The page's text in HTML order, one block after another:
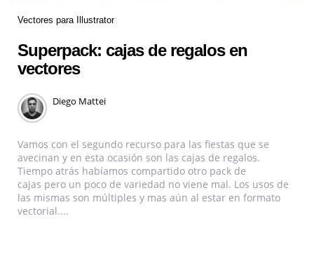
Vectores para Illustrator
Superpack: cajas de regalos en
vectores
Diego Mattei
Vamos con el segundo recurso para las fiestas que se
avecinan y en esta ocasión son las cajas de regalos.
Tiempo atrás habíamos compartido otro pack de
cajas pero un poco de variedad no viene mal. Los usos de
las mismas son múltiples y mas aún al estar en formato
vectorial....